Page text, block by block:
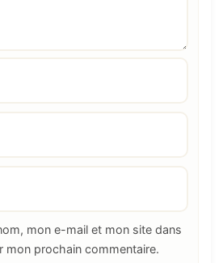
mon e-mail et mon site dans
mon prochain commentaire.